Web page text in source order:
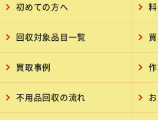
初めての方へ
回収対象品目一覧
買取事例
不用品回収の流れ